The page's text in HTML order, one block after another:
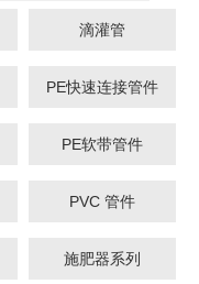
滴灌管
PE快速连接管件
PE软带管件
PVC 管件
施肥器系列